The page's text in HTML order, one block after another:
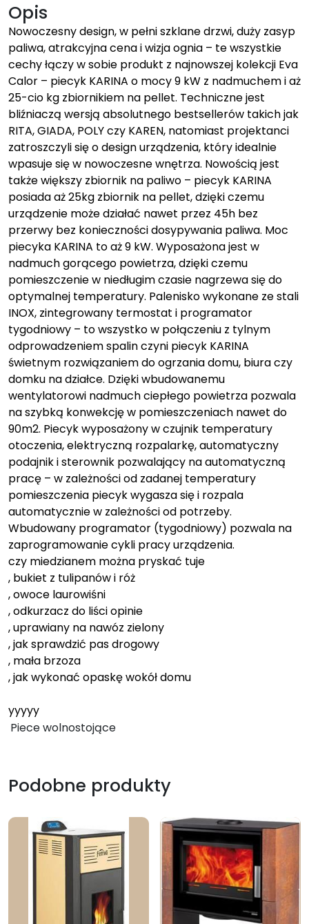
Opis
Nowoczesny design, w pełni szklane drzwi, duży zasyp
paliwa, atrakcyjna cena i wizja ognia – te wszystkie
cechy łączy w sobie produkt z najnowszej kolekcji Eva
Calor – piecyk KARINA o mocy 9 kW z nadmuchem i aż
25-cio kg zbiornikiem na pellet. Techniczne jest
bliźniaczą wersją absolutnego bestsellerów takich jak
RITA, GIADA, POLY czy KAREN, natomiast projektanci
zatroszczyli się o design urządzenia, który idealnie
wpasuje się w nowoczesne wnętrza. Nowością jest
także większy zbiornik na paliwo – piecyk KARINA
posiada aż 25kg zbiornik na pellet, dzięki czemu
urządzenie może działać nawet przez 45h bez
przerwy bez konieczności dosypywania paliwa. Moc
piecyka KARINA to aż 9 kW. Wyposażona jest w
nadmuch gorącego powietrza, dzięki czemu
pomieszczenie w niedługim czasie nagrzewa się do
optymalnej temperatury. Palenisko wykonane ze stali
INOX, zintegrowany termostat i programator
tygodniowy – to wszystko w połączeniu z tylnym
odprowadzeniem spalin czyni piecyk KARINA
świetnym rozwiązaniem do ogrzania domu, biura czy
domku na działce. Dzięki wbudowanemu
wentylatorowi nadmuch ciepłego powietrza pozwala
na szybką konwekcję w pomieszczeniach nawet do
90m2. Piecyk wyposażony w czujnik temperatury
otoczenia, elektryczną rozpalarkę, automatyczny
podajnik i sterownik pozwalający na automatyczną
pracę – w zależności od zadanej temperatury
pomieszczenia piecyk wygasza się i rozpala
automatycznie w zależności od potrzeby.
Wbudowany programator (tygodniowy) pozwala na
zaprogramowanie cykli pracy urządzenia.
czy miedzianem można pryskać tuje
, bukiet z tulipanów i róż
, owoce laurowiśni
, odkurzacz do liści opinie
, uprawiany na nawóz zielony
, jak sprawdzić pas drogowy
, mała brzoza
, jak wykonać opaskę wokół domu
yyyyy
Piece wolnostojące
Podobne produkty